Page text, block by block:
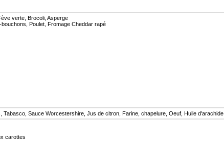
verte, Brocoli, Asperge
bouchons, Poulet, Fromage Cheddar rapé
Tabasco, Sauce Worcestershire, Jus de citron, Farine, chapelure, Oeuf, Huile d'arachide
carottes